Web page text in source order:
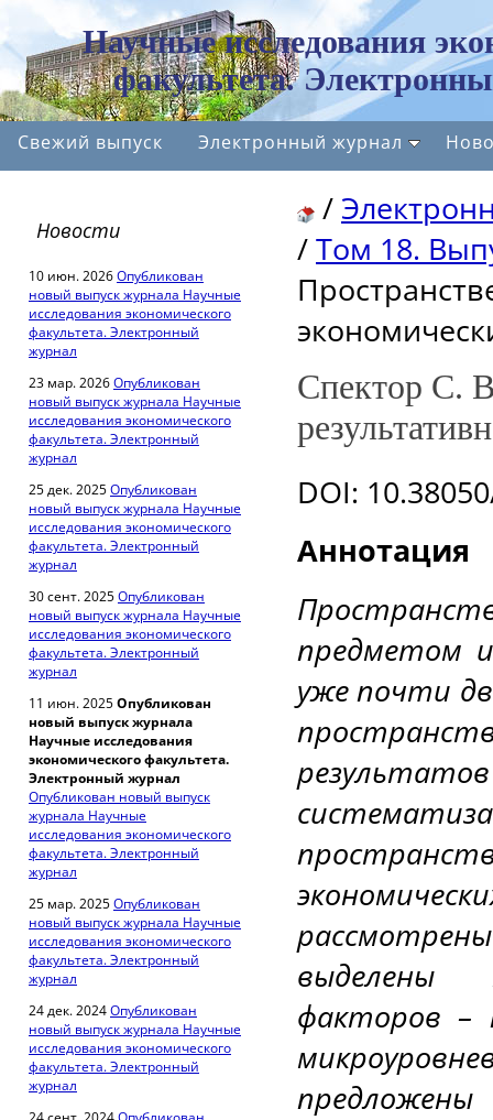
Научные исследования
факультета.
Свежий выпуск Электронный журнал
Новости
10 июн. 2026Опубликован
новый выпуск журнала Научные
исследования экономического
факультета. Электронный
журнал
23 мар. 2026Опубликован
новый выпуск журнала Научные
исследования экономического
факультета. Электронный
журнал
25 дек. 2025Опубликован
новый выпуск журнала Научные
исследования экономического
факультета. Электронный
журнал
30 сент. 2025Опубликован
новый выпуск журнала Научные
исследования экономического
факультета. Электронный
журнал
11 июн. 2025Опубликован
новый выпуск журнала
Научные исследования
экономического факультета.
Электронный журнал
Опубликован новый выпуск
журнала Научные
исследования экономического
факультета. Электронный
журнал
25 мар. 2025Опубликован
новый выпуск журнала Научные
исследования экономического
факультета. Электронный
журнал
24 дек. 2024Опубликован
новый выпуск журнала Научные
исследования экономического
факультета. Электронный
журнал
/
/Том 18.
Спектор С.
DOI:
Аннотация
предметом
уже почти
выделены
факторов –